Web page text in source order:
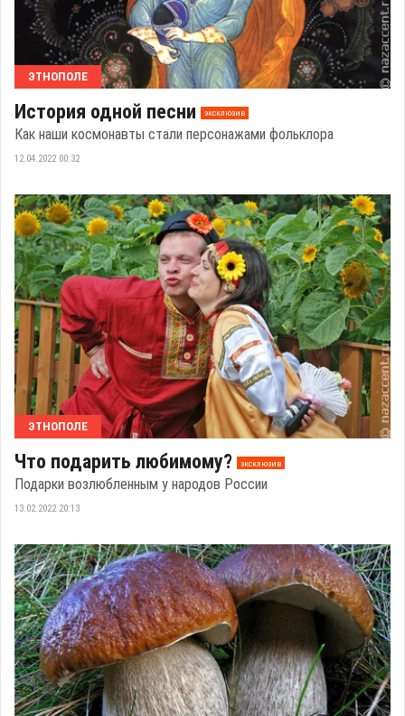
ЭТНОПОЛЕ
История одной песни эксклюзив
Как наши космонавты стали персонажами фольклора
12.04.2022 00:32
ЭТНОПОЛЕ
Что подарить любимому? эксклюзив
Подарки возлюбленным у народов России
13.02.2022 20:13